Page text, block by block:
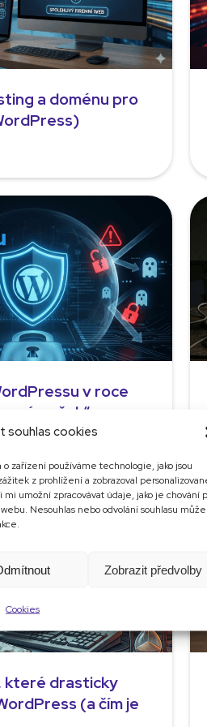
souhlas cookies
zařízení používáme technologie, jako jsou
z prohlížení a zobrazoval
umožní zpracovávat údaje, jako je chování
Nesouhlas nebo odvolání souhlasu může
Zobrazit předvolby
Cookies
a doménu pro
v roce
u
které drasticky
(a čím je